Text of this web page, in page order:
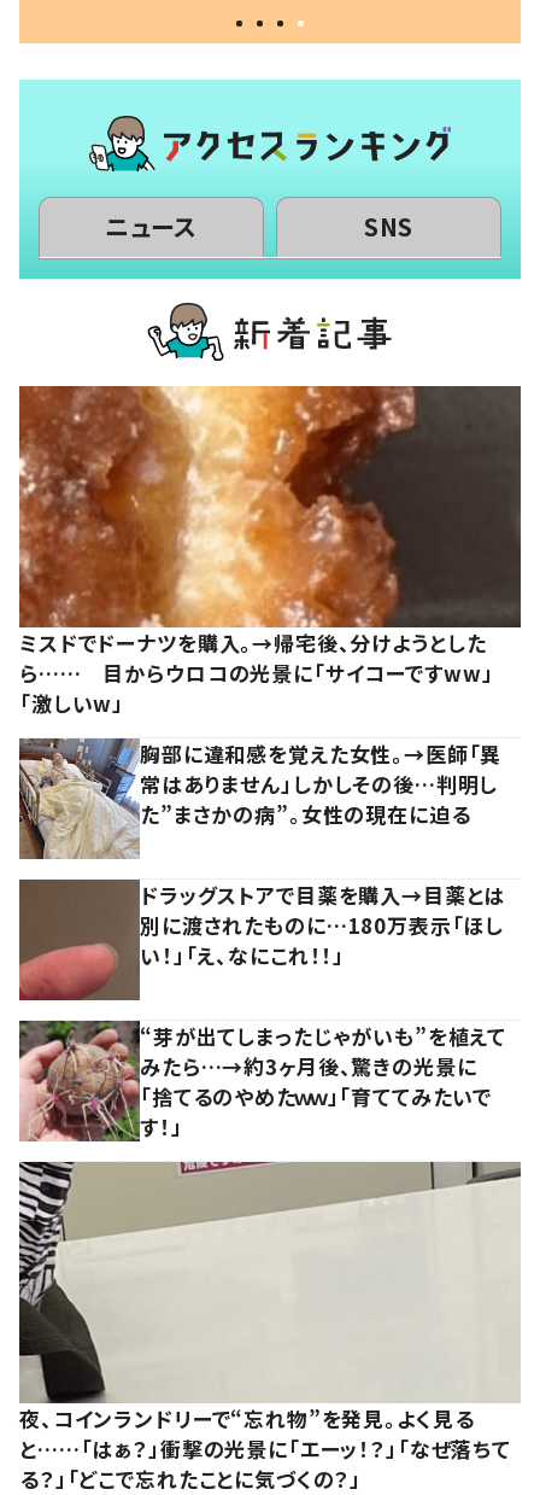
ニュース SNS
ミスドでドーナツを購入。→帰宅後、分けようとした
ら…… 目からウロコの光景に「サイコーですww」
「激しいw」
胸部に違和感を覚えた女性。→医師「異
常はありません」しかしその後…判明し
た”まさかの病”。女性の現在に迫る
ドラッグストアで目薬を購入→目薬とは
別に渡されたものに…180万表示「ほし
い！」「え、なにこれ！！」
“芽が出てしまったじゃがいも”を植えて
みたら…→約3ヶ月後、驚きの光景に
「捨てるのやめたｗｗ」「育ててみたいで
す！」
夜、コインランドリーで“忘れ物”を発見。よく見る
と……「はぁ？」衝撃の光景に「エーッ！？」「なぜ落ちて
る？」「どこで忘れたことに気づくの？」